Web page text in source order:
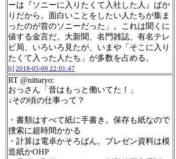
ーは『ソニーに入りたくて入社した人』ばか
りだから。面白いことをしたい人たちが集ま
ったのが昔のソニーだった」。これは聞くに
値する金言だ。大新聞、名門雑誌、有名テレ
ビ局、いろいろ見たが、いまや「そこに入り
たくて入った人たち」が多数を占める。
[t] 2018-05-09 22:01:47
RT @nittaryo:
おっさん「昔はもっと働いてた！」
↓その頃の仕事って？
・書類はすべて紙に手書き。保存も紙なので
捜索に超時間かかる
・計算は電卓かそろばん。プレゼン資料は模
造紙かOHP